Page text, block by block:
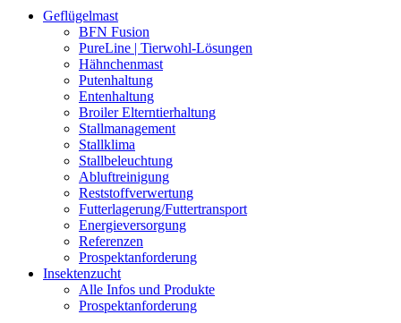
Geflügelmast
BFN Fusion
PureLine | Tierwohl-Lösungen
Hähnchenmast
Putenhaltung
Entenhaltung
Broiler Elterntierhaltung
Stallmanagement
Stallklima
Stallbeleuchtung
Abluftreinigung
Reststoffverwertung
Futterlagerung/Futtertransport
Energieversorgung
Referenzen
Prospektanforderung
Insektenzucht
Alle Infos und Produkte
Prospektanforderung